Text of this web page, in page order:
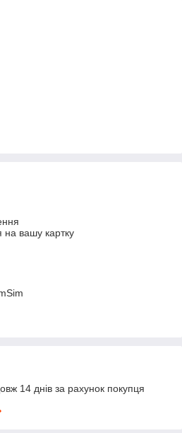
на вашу картку
14 днів за рахунок покупця